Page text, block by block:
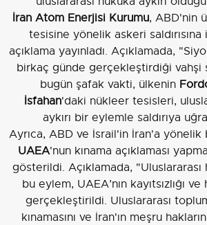
İran Atom Enerjisi Kurumu, ABD'nin
tesisine yönelik askeri saldırısına
açıklama yayınladı. Açıklamada,
birkaç günde gerçekleştirdiği vahşi
bugün şafak vakti, ülkenin
İsfahan'daki nükleer tesisleri,
aykırı bir eylemle saldırıya
Ayrıca, ABD ve İsrail'in İran'a yönelik
UAEA'nun kınama açıklaması
gösterildi. Açıklamada,
bu eylem, UAEA’nın kayıtsızlığı
gerçekleştirildi. Uluslararası
kınamasını ve İran'ın meşru